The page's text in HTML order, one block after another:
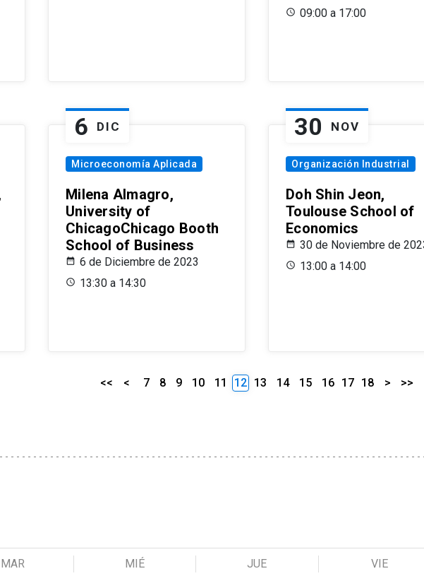
09:00 a 17:00
6 DIC
Microeconomía Aplicada
Milena Almagro,
University of
ChicagoChicago Booth
School of Business
6 de Diciembre de 2023
13:30 a 14:30
30 NOV
Organización Industrial
Doh Shin Jeon,
Toulouse School of
Economics
30 de Noviembre de
13:00 a 14:00
<< < 7 8 9 10 11 12 13 14 15 16 17 18 > >>
MAR MIÉ JUE VIE